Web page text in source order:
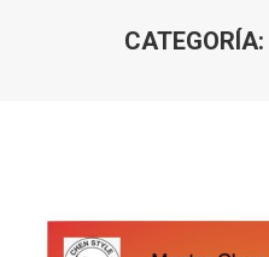
CATEGORÍA: